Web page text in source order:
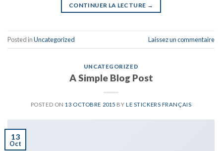
CONTINUER LA LECTURE →
Posted inUncategorized Laissez un commentaire
UNCATEGORIZED
A Simple Blog Post
POSTED ON 13 OCTOBRE 2015 BYLE STICKERS FRANÇAIS
13
Oct